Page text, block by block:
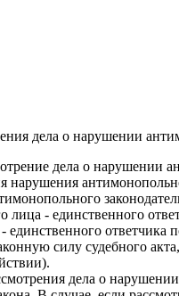
дела о нарушении
дела о нарушении
нарушения
лица - единственного
единственного ответчика
силу судебного
дела о